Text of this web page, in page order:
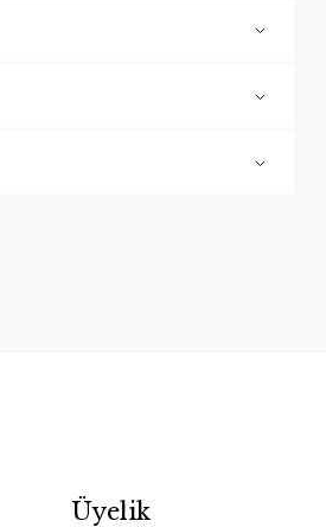
Üyelik